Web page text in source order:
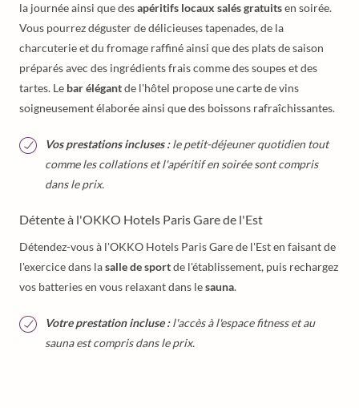
la journée ainsi que desapéritifs locaux salés gratuitsen soirée.
Vous pourrez déguster de délicieuses tapenades, de la
charcuterie et du fromage raffiné ainsi que des plats de saison
préparés avec des ingrédients frais comme des soupes et des
tartes. Le bar élégantde l'hôtel propose une carte de vins
soigneusement élaborée ainsi que des boissons rafraîchissantes.
Vos prestations incluses :le petit-déjeuner quotidien tout
comme les collations et l'apéritif en soirée sont compris
dans le prix.
Détente à l'OKKO Hotels Paris Gare de l'Est
Détendez-vous à l'OKKO Hotels Paris Gare de l'Est en faisant de
l'exercice dans lasalle de sportde l'établissement, puis rechargez
vos batteries en vous relaxant dans lesauna.
Votre prestation incluse :l'accès à l'espace fitness et au
sauna est compris dans le prix.